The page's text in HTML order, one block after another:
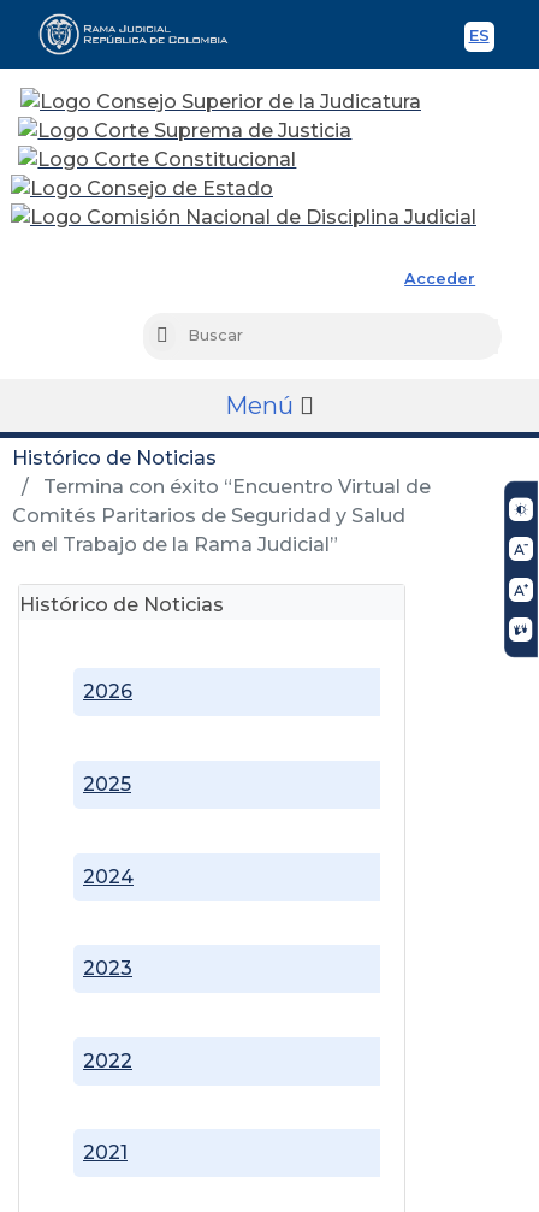
ES
Acceder
Buscar
Menú
Histórico de Noticias
Termina con éxito “Encuentro Virtual de
Comités Paritarios de Seguridad y Salud
en el Trabajo de la Rama Judicial”
Histórico de Noticias
2021
2022
2023
2024
2025
2026